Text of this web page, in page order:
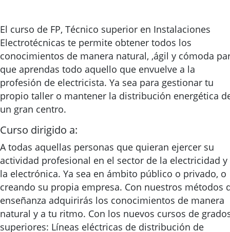
El curso de FP, Técnico superior en Instalaciones
Electrotécnicas te permite obtener todos los
conocimientos de manera natural, ,ágil y cómoda
que aprendas todo aquello que envuelve a la
profesión de electricista. Ya sea para gestionar tu
propio taller o mantener la distribución energética
un gran centro.
Curso dirigido a:
A todas aquellas personas que quieran ejercer su
actividad profesional en el sector de la electricidad y
la electrónica. Ya sea en ámbito público o privado, o
creando su propia empresa. Con nuestros métodos
enseñanza adquirirás los conocimientos de manera
natural y a tu ritmo. Con los nuevos cursos de
superiores: Líneas eléctricas de distribución de